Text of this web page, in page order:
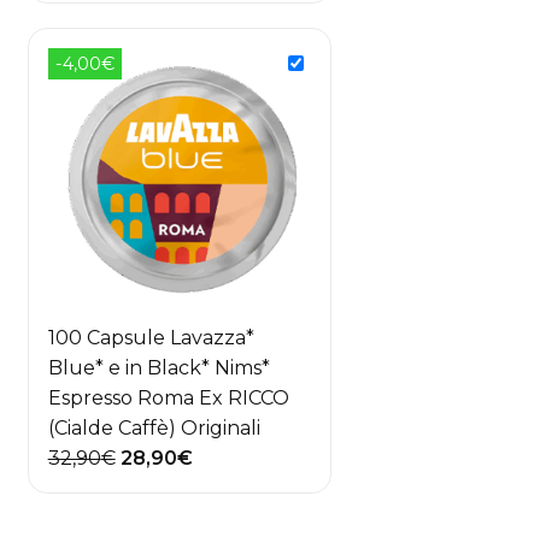
-4,00€
100 Capsule Lavazza*
Blue* e in Black* Nims*
Espresso Roma Ex RICCO
(Cialde Caffè) Originali
32,90€ Il
28,90€Il